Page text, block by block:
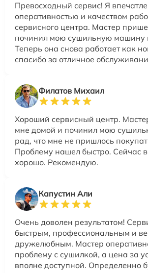
Превосходный сервис! Я
оперативностью и качеством
сервисного центра. Мастер
починил мою сушильную машину
Теперь она снова работает как
спасибо за отличное
Филатов Михаил
Хороший сервисный центр.
мне домой и починил мою
рад, что мне не пришлось
Проблему нашел быстро. Сейчас
хорошо. Рекомендую.
Капустин Али
Очень доволен результатом!
быстрым, профессиональным и
дружелюбным. Мастер
проблему с сушилкой, а цена за
вполне доступной. Определенно